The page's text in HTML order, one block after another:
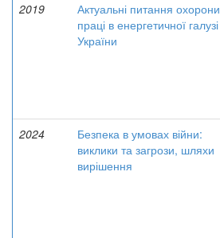
2019
Актуальні питання охорони
праці в енергетичної галузі
України
2024
Безпека в умовах війни:
виклики та загрози, шляхи
вирішення